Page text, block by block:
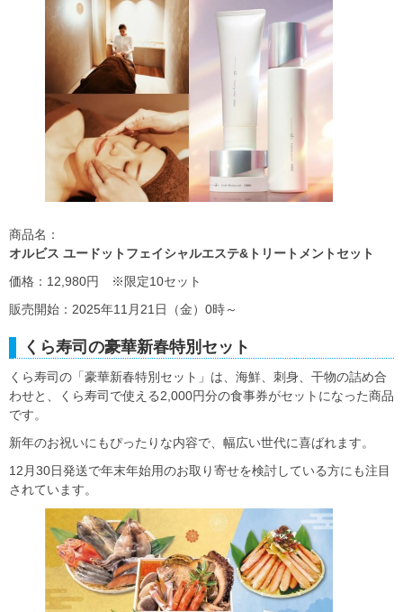
商品名：
オルビス ユードットフェイシャルエステ&トリートメントセット
価格：12,980円 ※限定10セット
販売開始：2025年11月21日（金）0時～
くら寿司の豪華新春特別セット
くら寿司の「豪華新春特別セット」は、海鮮、刺身、干物の詰め合
わせと、くら寿司で使える2,000円分の食事券がセットになった商品
です。
新年のお祝いにもぴったりな内容で、幅広い世代に喜ばれます。
12月30日発送で年末年始用のお取り寄せを検討している方にも注目
されています。